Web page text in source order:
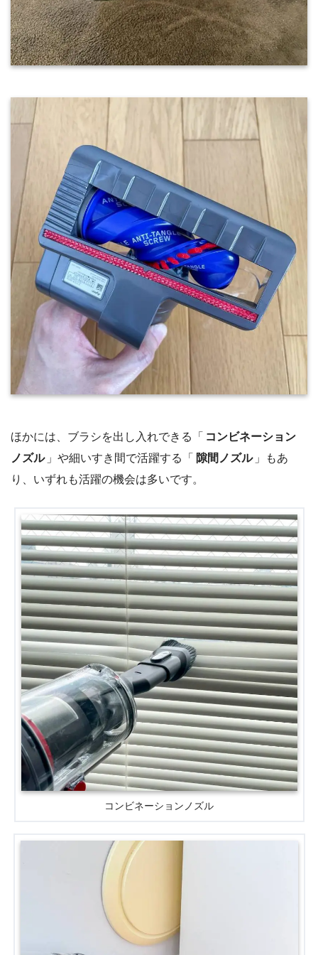
ほかには、ブラシを出し入れできる「 コンビネーション
ノズル 」や細いすき間で活躍する「 隙間ノズル 」もあ
り、いずれも活躍の機会は多いです。
コンビネーションノズル